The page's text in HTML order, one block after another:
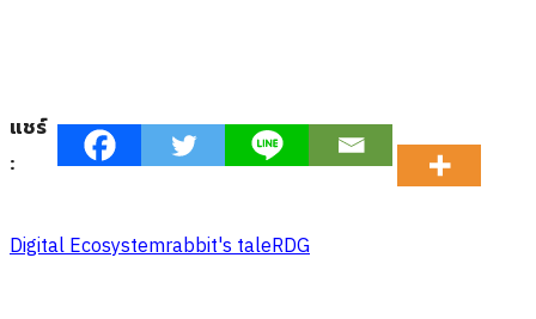
แชร์
:
Digital Ecosystemrabbit's taleRDG